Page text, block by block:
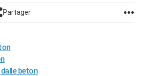
Partager
beton